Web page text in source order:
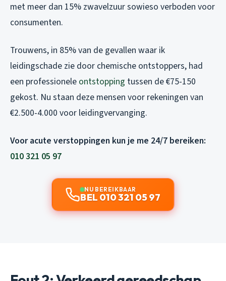
met meer dan 15% zwavelzuur sowieso verboden voor
consumenten.
Trouwens, in 85% van de gevallen waar ik
leidingschade zie door chemische ontstoppers, had
een professionele ontstopping tussen de €75-150
gekost. Nu staan deze mensen voor rekeningen van
€2.500-4.000 voor leidingvervanging.
Voor acute verstoppingen kun je me 24/7 bereiken:
010 321 05 97
NU BEREIKBAAR
BEL 010 321 05 97